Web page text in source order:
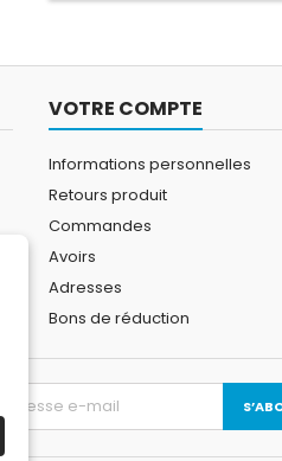
site spécialisé :
VOTRE COMPTE
Informations personnelles
Retours produit
Commandes
Avoirs
Adresses
Bons de réduction